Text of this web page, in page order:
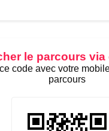
le parcours via
code avec votre
parcours